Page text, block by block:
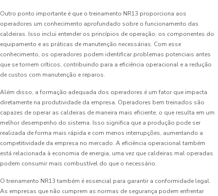
Outro ponto importante é que o treinamento NR13 proporciona aos
operadores um conhecimento aprofundado sobre o funcionamento das
caldeiras. Isso inclui entender os princípios de operação, os componentes do
equipamento e as práticas de manutenção necessárias. Com esse
conhecimento, os operadores podem identificar problemas potenciais antes
que se tornem críticos, contribuindo para a eficiência operacional e a redução
de custos com manutenção e reparos.
Além disso, a formação adequada dos operadores é um fator que impacta
diretamente na produtividade da empresa. Operadores bem treinados são
capazes de operar as caldeiras de maneira mais eficiente, o que resulta em um
melhor desempenho do sistema. Isso significa que a produção pode ser
realizada de forma mais rápida e com menos interrupções, aumentando a
competitividade da empresa no mercado. A eficiência operacional também
está relacionada à economia de energia, uma vez que caldeiras mal operadas
podem consumir mais combustível do que o necessário.
O treinamento NR13 também é essencial para garantir a conformidade legal.
As empresas que não cumprem as normas de segurança podem enfrentar